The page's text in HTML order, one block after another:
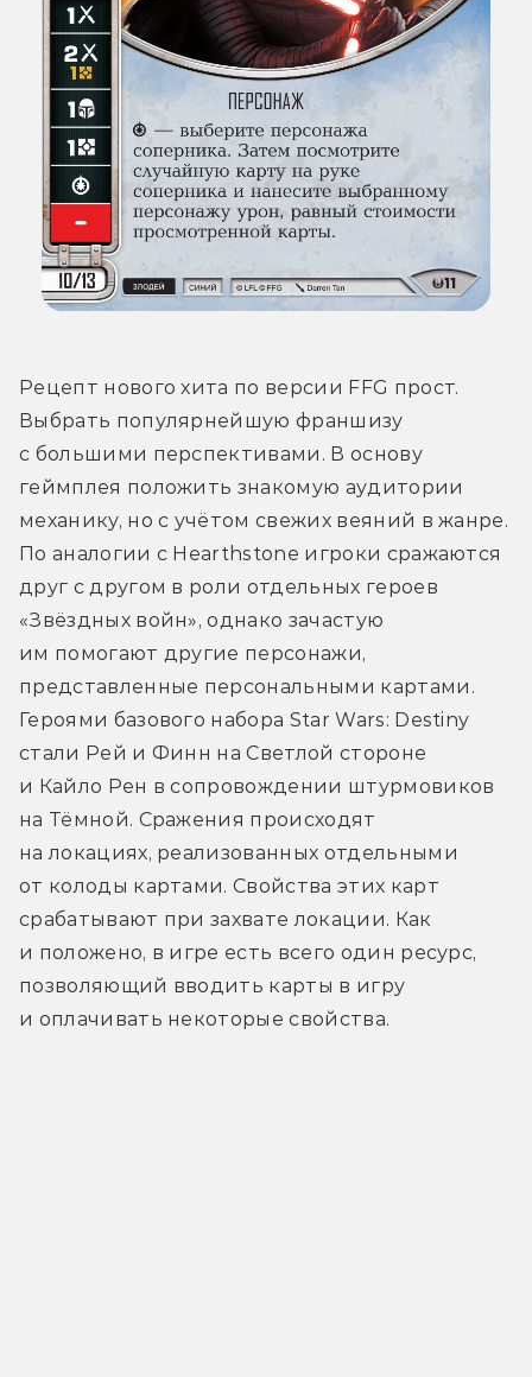
Рецепт нового хита по версии FFG прост.
Выбрать популярнейшую франшизу
с большими перспективами. В основу
геймплея положить знакомую аудитории
механику, но с учётом свежих веяний в жанре.
По аналогии с Hearthstone игроки сражаются
друг с другом в роли отдельных героев
«Звёздных войн», однако зачастую
им помогают другие персонажи,
представленные персональными картами.
Героями базового набора Star Wars: Destiny
стали Рей и Финн на Светлой стороне
и Кайло Рен в сопровождении штурмовиков
на Тёмной. Сражения происходят
на локациях, реализованных отдельными
от колоды картами. Свойства этих карт
срабатывают при захвате локации. Как
и положено, в игре есть всего один ресурс,
позволяющий вводить карты в игру
и оплачивать некоторые свойства.